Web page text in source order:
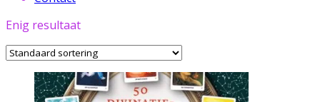
Enig resultaat